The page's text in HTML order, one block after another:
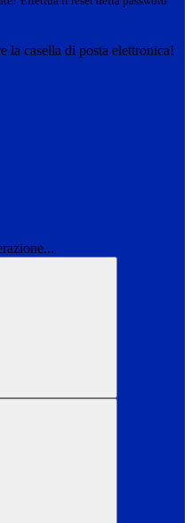
la casella di posta elettronica!